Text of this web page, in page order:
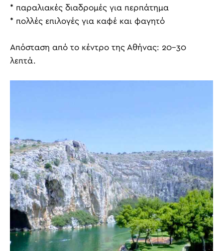
* παραλιακές διαδρομές για περπάτημα
* πολλές επιλογές για καφέ και φαγητό
Απόσταση από το κέντρο της Αθήνας: 20-30
λεπτά.